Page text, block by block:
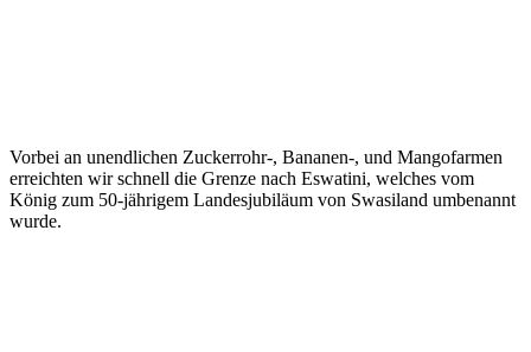
Vorbei an unendlichen Zuckerrohr-, Bananen-, und Mangofarmen
erreichten wir schnell die Grenze nach Eswatini, welches vom
König zum 50-jährigem Landesjubiläum von Swasiland umbenannt
wurde.